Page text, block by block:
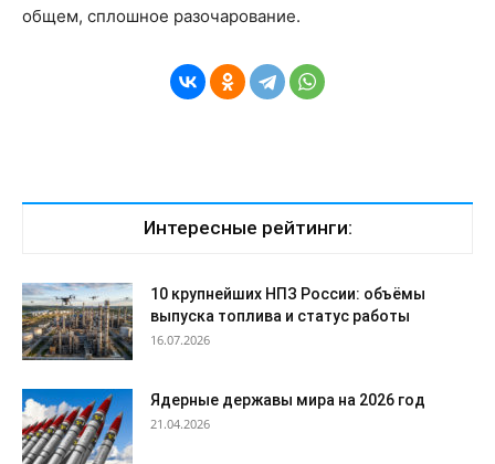
общем, сплошное разочарование.
Интересные рейтинги:
10 крупнейших НПЗ России: объёмы
выпуска топлива и статус работы
16.07.2026
Ядерные державы мира на 2026 год
21.04.2026